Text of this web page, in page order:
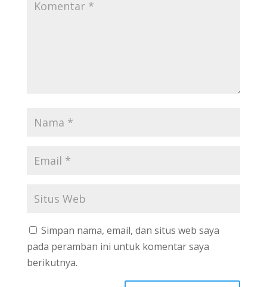
Simpan nama, email, dan situs web saya
pada peramban ini untuk komentar saya
berikutnya.